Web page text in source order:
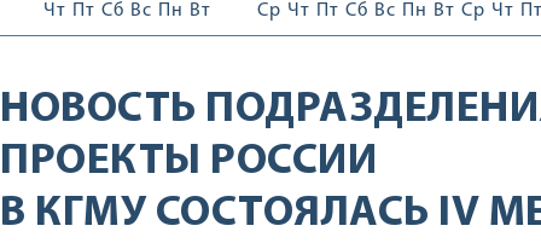
Чт Пт Сб Вс Пн Вт
Ср Чт Пт Сб Вс Пн Вт Ср Чт Пт
НОВОСТЬ
ПРОЕКТЫ РОССИИ
В КГМУ СОСТОЯЛАСЬ IV